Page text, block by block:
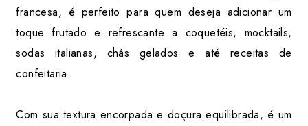
francesa, é perfeito para quem deseja adicionar um
toque frutado e refrescante a coquetéis, mocktails,
sodas italianas, chás gelados e até receitas de
confeitaria.
Com sua textura encorpada e doçura equilibrada, é um